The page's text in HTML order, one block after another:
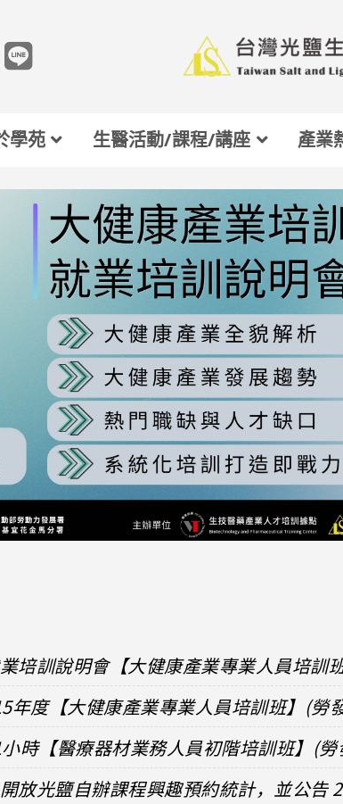
學苑 生醫活動/課程/講座 產業
培訓說明會【大健康產業專業人員培訓
年度【大健康產業專業人員培訓班】(勞
時【醫療器材業務人員初階培訓班】(
放光鹽自辦課程興趣預約統計，並公告